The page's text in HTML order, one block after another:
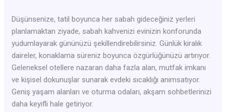
Düşünsenize, tatil boyunca her sabah gideceğiniz yerleri
planlamaktan ziyade, sabah kahvenizi evinizin konforunda
yudumlayarak gününüzü şekillendirebilirsiniz. Günlük kiralık
daireler, konaklama süreniz boyunca özgürlüğünüzü artırıyor.
Geleneksel otellere nazaran daha fazla alan, mutfak imkanı
ve kişisel dokunuşlar sunarak evdeki sıcaklığı anımsatıyor.
Geniş yaşam alanları ve oturma odaları, akşam sohbetlerinizi
daha keyifli hale getiriyor.